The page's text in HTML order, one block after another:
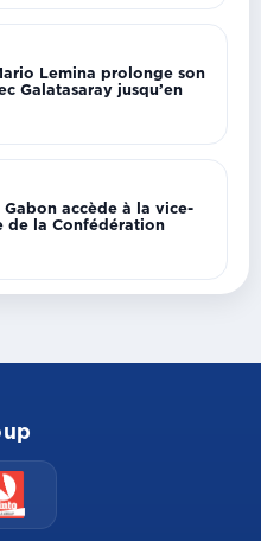
Lemina prolonge son
Galatasaray jusqu’en
Gabon accède à la vice-
de la Confédération